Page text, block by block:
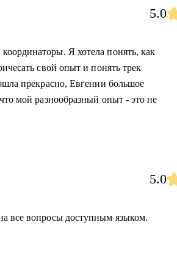
5.0
Я хотела понять, как
свой опыт и понять трек
прекрасно, Евгении большое
мой разнообразный опыт - это не
5.0
все вопросы доступным языком.